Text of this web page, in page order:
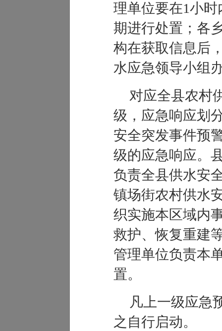
理单位要在1小
期进行处置；各
构在获取信息后
水应急领导小组
对应全县农村
级，应急响应划
安全突发事件预
级的应急响应。
负责全县供水安
镇场街农村供水
织实施本区域内
救护、恢复重建
管理单位负责本
置。
凡上一级应急
之自行启动。